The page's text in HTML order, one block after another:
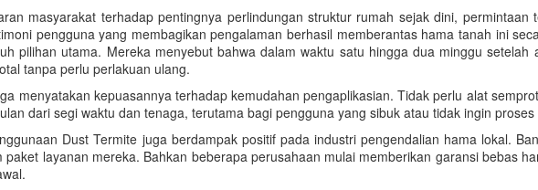
masyarakat terhadap pentingnya perlindungan struktur rumah sejak dini,
pengguna yang membagikan pengalaman berhasil memberantas hama tanah ini
pilihan utama. Mereka menyebut bahwa dalam waktu satu hingga dua minggu
tanpa perlu perlakuan ulang.
menyatakan kepuasannya terhadap kemudahan pengaplikasian. Tidak perlu alat
dari segi waktu dan tenaga, terutama bagi pengguna yang sibuk atau tidak ingin
Dust Termite juga berdampak positif pada industri pengendalian hama lokal.
layanan mereka. Bahkan beberapa perusahaan mulai memberikan garansi bebas